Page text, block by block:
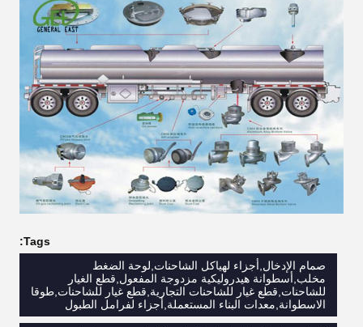
Tags:
صمام الإدخال,أجزاء لهياكل الشاحنات,لوحة الضغط
مخلب,أسطوانة هيدروليكية مزدوجة المفعول,قطع الغيار
للشاحنات,قطع غيار للشاحنات التجارية,قطع غيار للشاحنات,طوقا
الاسطوانة,معدات البناء المستعملة,أجزاء لفرامل الطبول